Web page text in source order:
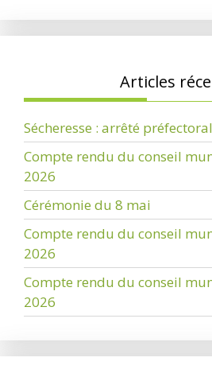
Articles
Sécheresse : arrêté
Compte rendu du conseil
2026
Cérémonie du 8 mai
Compte rendu du conseil
2026
Compte rendu du conseil
2026